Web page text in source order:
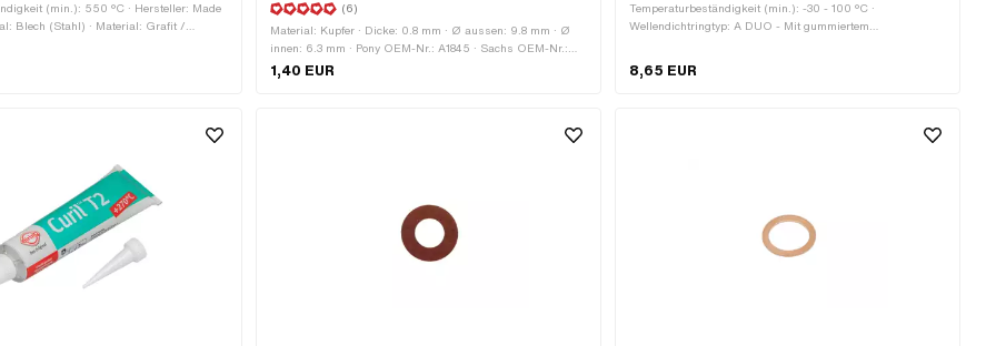
(min.): 550 °C · Hersteller: Made
Blech (Stahl) · Material: Grafit /
(6)
Material: Kupfer · Dicke: 0.8 mm · Ø aussen: 9.8 mm · Ø
innen: 6.3 mm · Pony OEM-Nr.: A1845 · Sachs OEM-Nr.:
0250 112 100
1,40 EUR
Temperaturbeständigkeit (min.): -30 - 100 °C ·
Wellendichtringtyp: A DUO - Mit gummiertem
8,65 EUR